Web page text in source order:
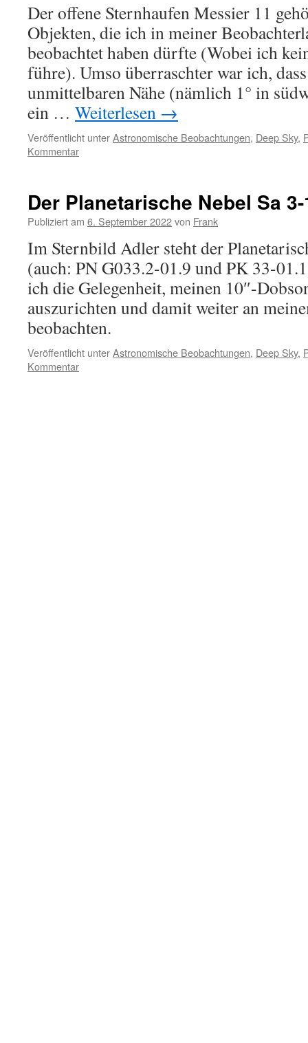
Der offene Sternhaufen Messier 11
Objekten, die ich in meiner
beobachtet haben dürfte (Wobei ich
führe). Umso überraschter war ich,
unmittelbaren Nähe (nämlich 1° in
ein … Weiterlesen →
Veröffentlicht unterAstronomische Beobachtungen, Deep Sky,
Kommentar
Der Planetarische Nebel Sa
Publiziert am 6. September 2022von Frank
Im Sternbild Adler steht der
(auch: PN G033.2-01.9 und PK 33-
ich die Gelegenheit, meinen 10″-
auszurichten und damit weiter an
beobachten.
Veröffentlicht unterAstronomische Beobachtungen, Deep Sky,
Kommentar